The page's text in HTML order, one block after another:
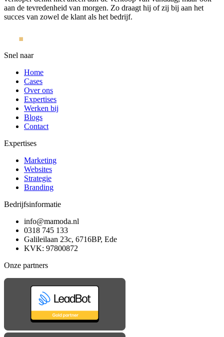
aan de tevredenheid van morgen. Zo draagt hij of zij bij aan het
succes van zowel de klant als het bedrijf.
Snel naar
Home
Cases
Over ons
Expertises
Werken bij
Blogs
Contact
Expertises
Marketing
Websites
Strategie
Branding
Bedrijfsinformatie
info@mamoda.nl
0318 745 133
Galileilaan 23c, 6716BP, Ede
KVK: 97800872
Onze partners